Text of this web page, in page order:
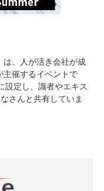
、人が活き会社が成
催するイベントで
設定し、識者やエキス
さんと共有していま